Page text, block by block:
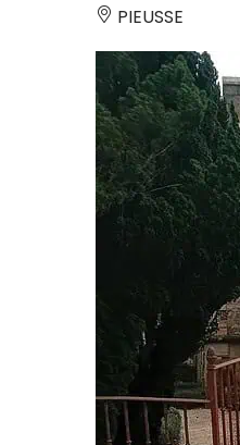
PIEUSSE